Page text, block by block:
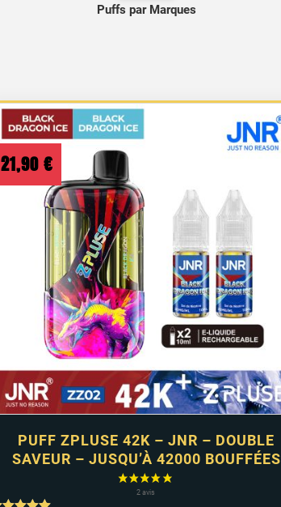
Puffs par Marques
PUFF ZPLUSE 42K – JNR – DOUBLE
SAVEUR – JUSQU’À 42000 BOUFFÉES
21,90€